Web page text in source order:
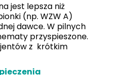
jest lepsza niż
(np. WZW A)
dawce. W pilnych
przyspieszone.
z krótkim